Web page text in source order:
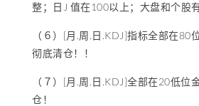
整；日J 值在100以上；大盘和个股
（６）[月.周.日.KDJ]指标全部在80
彻底清仓！！
（７）[月.周.日.KDJ]全部在20低位
仓！